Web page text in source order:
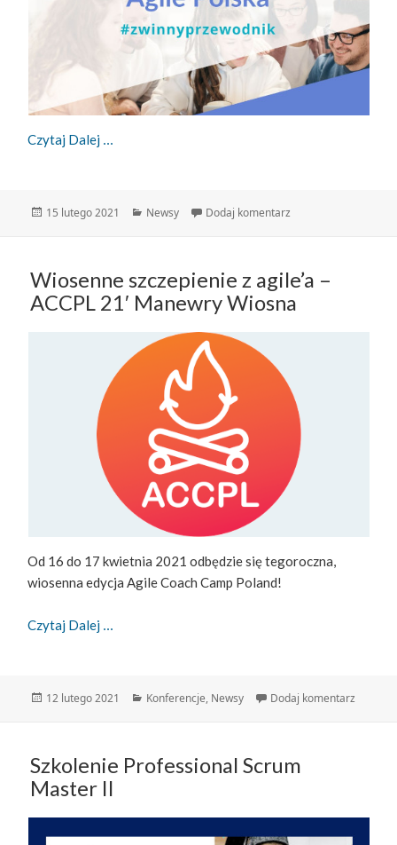
Czytaj Dalej
Data
15 lutego 2021 Kategorie
Newsy Dodaj komentarz
Wiosenne szczepienie z agile’a –
ACCPL 21′ Manewry Wiosna
Od 16 do 17 kwietnia 2021 odbędzie się tegoroczna,
wiosenna edycja Agile Coach Camp Poland!
Czytaj Dalej
Data
12 lutego 2021 Kategorie
Konferencje, Newsy Dodaj komentarz
Szkolenie Professional Scrum
Master II